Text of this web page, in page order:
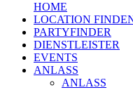
HOME
LOCATION
PARTYFINDER
DIENSTLEISTER
EVENTS
ANLASS
ANLASS